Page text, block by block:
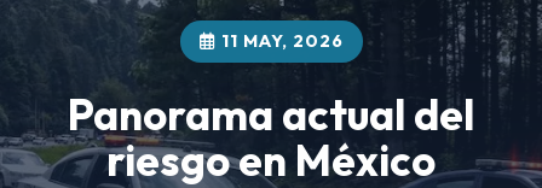
11 MAY, 2026
Panorama actual del
riesgo en México